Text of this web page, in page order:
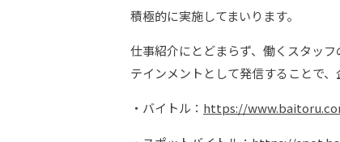
積極的に実施してまいります。
仕事紹介にとどまらず、働くスタッ
テインメントとして発信することで
・バイトル： https://